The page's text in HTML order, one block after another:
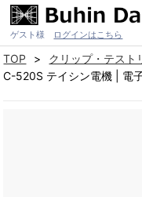
ゲスト様 ログインはこちら
TOP クリップ・テスト
C-520S テイシン電機 | 電